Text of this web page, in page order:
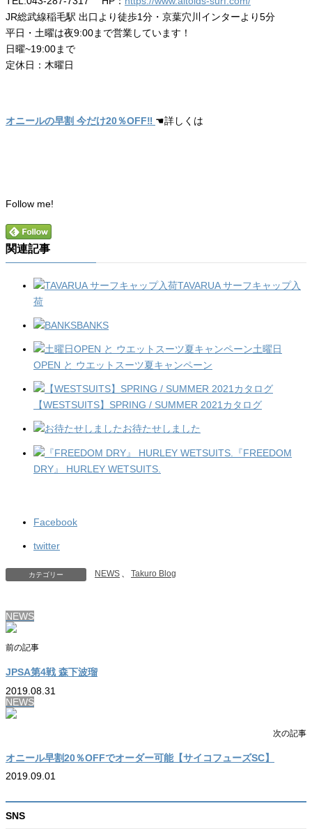
JR総武線稲毛駅 出口より徒歩1分・京葉穴川インターより5分
平日・土曜は夜9:00まで営業しています！
日曜~19:00まで
定休日：木曜日
オニールの早割 今だけ20％OFF‼ ☚詳しくは
Follow me!
関連記事
TAVARUA サーフキャップ入
荷
BANKS
土曜日
OPEN と ウエットスーツ夏キャンペーン
【WESTSUITS】SPRING / SUMMER 2021カタログ
お待たせしました
『FREEDOM
DRY』 HURLEY WETSUITS.
Facebook
twitter
カテゴリー NEWS 、 Takuro Blog
NEWS
前の記事
JPSA第4戦 森下波瑠
2019.08.31
NEWS
次の記事
オニール早割20％OFFでオーダー可能【サイコフューズSC】
2019.09.01
SNS